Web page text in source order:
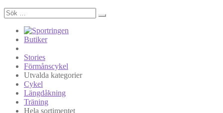
Sök
efter:
Butiker
Stories
Förmånscykel
Utvalda kategorier
Cykel
Längdåkning
Träning
Hela sortimentet